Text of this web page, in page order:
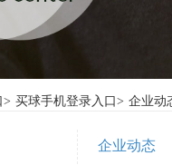
> 买球手机登录入口> 企业动
企业动态